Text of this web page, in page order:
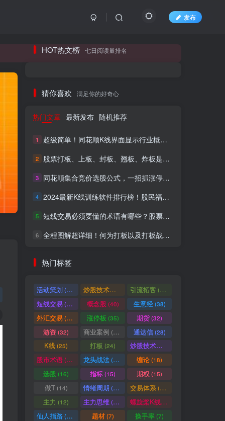
发布
新各大精品创业项目！
HOT热文榜 七日阅读量排名
猜你喜欢 满足你的好奇心
热门文章 最新发布 随机推荐
1 超级简单！同花顺K线界面显示行业概念指标代码图解
2 股票打板、上板、封板、翘板、炸板是什么意思？炒股你必须懂的暗语！
3 同花顺集合竞价选股公式，一招抓涨停让你秒变打板高手！
4 2024最新K线训练软件排行榜！股民福利，十款专业分析工具全揭秘！
5 短线交易必须要懂的术语有哪些？股票分时水上、水下是什么意思？
6 全程图解超详细！何为打板以及打板战法的精髓
热门标签
活动策划(49) 炒股技术指标 (48)引流拓客 (46)
短线交易(40) 概念股(40) 生意经(38)
外汇交易(37) 涨停板 (35) 期货(32)
游资 (32) 商业案例 (30) 通达信(28)
K线(25) 打板 (24) 炒股技术形态
股市术语(21) 龙头战法(20) 缠论(18)
选股(16) 指标(15) 期权 (15)
做T(14) 情绪周期 (14) 交易体系(12)
主力 (12) 主力思维(12) 螺旋桨K线
(11)
仙人指路(10) 题材(7) 换手率(7)
登录 注册
七日阅读量排名
满足你的好奇心
热门文章 最新发布 随机推荐
2 股票打板、上板、封板、翘板、炸板是什么意思？炒股你必须懂的暗语！